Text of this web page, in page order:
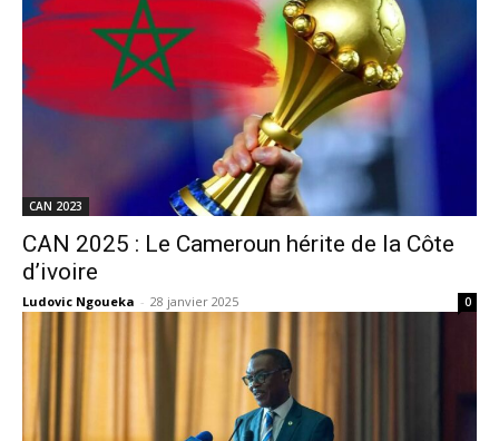
CAN 2023
CAN 2025 : Le Cameroun hérite de la Côte
d’ivoire
Ludovic Ngoueka - 28 janvier 2025 0